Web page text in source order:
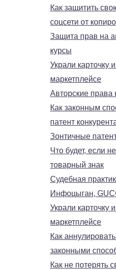
Как защитить
соцсети от
Защита прав на
курсы
Украли карточку
маркетплейсе
Авторские права
Как законным
патент
Зонтичные
Что будет, если
товарный знак
Судебная
Инфоцыган,
Украли карточку
маркетплейсе
Как
законными
Как не потерять